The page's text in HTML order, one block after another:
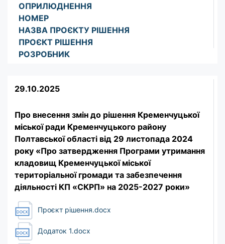
ОПРИЛЮДНЕННЯ
НОМЕР
НАЗВА ПРОЄКТУ РІШЕННЯ
ПРОЄКТ РІШЕННЯ
РОЗРОБНИК
29.10.2025
Про внесення змін до рішення Кременчуцької
міської ради Кременчуцького району
Полтавської області від 29 листопада 2024
року «Про затвердження Програми утримання
кладовищ Кременчуцької міської
територіальної громади та забезпечення
діяльності КП «СКРП» на 2025-2027 роки»
Проєкт рішення.docx
Додаток 1.docx